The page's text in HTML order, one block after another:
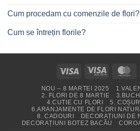
Cum procedam cu comenzile de flori?
Cum se întrețin florile?
Visa
Visa
NOU – 8 MARTEI 2025
2. FLORI DE 8 MARTIE
4.CUTIE CU FLORI
5.
6.ARANJAMENTE DE FLORI
8. CADOURI
DECORAȚIUNI DE
DECORAȚIUNI BOTEZ BACĂU